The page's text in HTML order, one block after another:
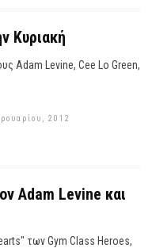
Κυριακή
Adam Levine, Cee Lo Green,
2012
Adam Levine και
των Gym Class Heroes,